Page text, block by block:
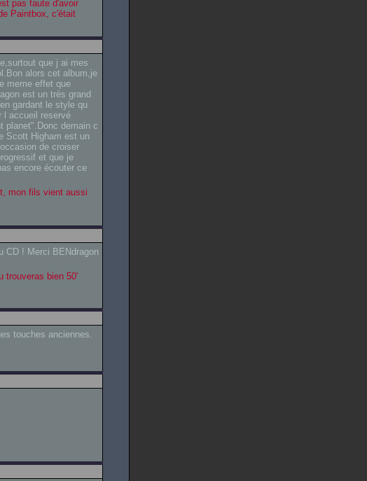
pas faute d'avoir
Paintbox, c'était
que j ai mes
alors cet album,je
meme effet que
est un très grand
gardant le style qu
l accueil reservé
planet".Donc demain c
Scott Higham est un
de croiser
et que je
encore écouter ce
mon fils vient aussi
CD ! Merci BENdragon
trouveras bien 50'
touches anciennes.